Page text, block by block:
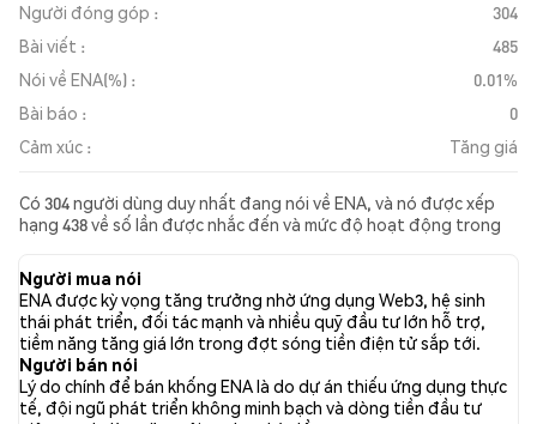
Người đóng góp :
304
Bài viết :
485
Nói về ENA(%) :
0.01%
Bài báo :
0
Cảm xúc :
Tăng giá
Có 304 người dùng duy nhất đang nói về ENA, và nó được xếp
hạng 438 về số lần được nhắc đến và mức độ hoạt động trong
ENA trên tất cả các mạng xã hội là Tăng giá. Cuối cùng, có 0 bài
báo tin tức được xuất bản về ENA. Trên Twitter, 36.29% tweet
thể hiện cảm xúc tích cực (tăng giá), so với 8.21% tweet có cảm
xúc tiêu cực (giảm giá) về ENA. 55.51% tweet có cảm xúc trung
lập về ENA. Phân tích cảm xúc này dựa trên 463 tweet.
Người mua nói
ENA được kỳ vọng tăng trưởng nhờ ứng dụng Web3, hệ sinh
thái phát triển, đối tác mạnh và nhiều quỹ đầu tư lớn hỗ trợ,
tiềm năng tăng giá lớn trong đợt sóng tiền điện tử sắp tới.
Người bán nói
Lý do chính để bán khống ENA là do dự án thiếu ứng dụng thực
tế, đội ngũ phát triển không minh bạch và dòng tiền đầu tư